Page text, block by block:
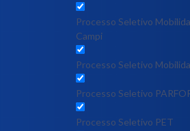
Processo Seletivo
Campi
Processo Seletivo
Processo Seletivo
Processo Seletivo PET